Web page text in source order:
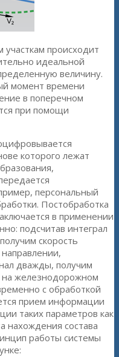
происходит
идеальной
величину.
момент времени
в поперечном
при помощи
которого лежат
персональный
Постобработка
в применении
подсчитав интеграл
скорость
дважды, получим
железнодорожном
с обработкой
прием информации
таких параметров как
нахождения состава
работы системы